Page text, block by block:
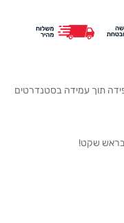
תוך עמידה בסטנדרטים
בראש שקט!